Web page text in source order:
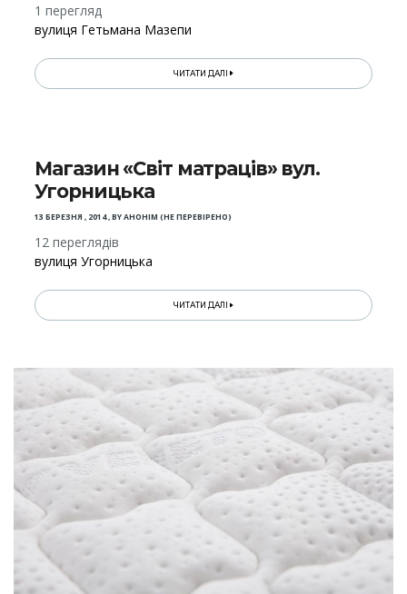
1 перегляд
вулиця Гетьмана Мазепи
ЧИТАТИ ДАЛІ
Магазин «Світ матраців» вул.
Угорницька
13 БЕРЕЗНЯ , 2014,BYАНОНІМ (НЕ ПЕРЕВІРЕНО)
12 переглядів
вулиця Угорницька
ЧИТАТИ ДАЛІ